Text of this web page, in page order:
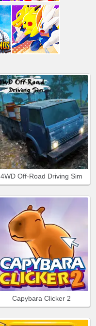
4WD Off-Road Driving Sim
Capybara Clicker 2